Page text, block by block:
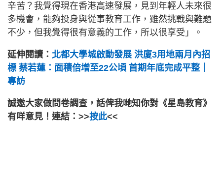
辛苦？我覺得現在香港高速發展，見到年輕人未來很
多機會，能夠投身與從事教育工作，雖然挑戰與難題
不少，但我覺得很有意義的工作，所以很享受」。
延伸閱讀： 北都大學城啟動發展 洪廈3用地兩月內招
標 蔡若蓮：面積倍增至22公頃 首期年底完成平整｜
專訪
誠邀大家做問卷調查，話俾我哋知你對《星島教育》
有咩意見！連結：>>按此<<